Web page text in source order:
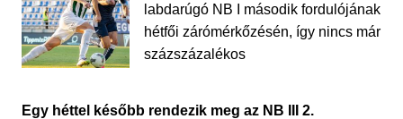
labdarúgó NB I második fordulójának
hétfői zárómérkőzésén, így nincs már
százszázalékos
Egy héttel később rendezik meg az NB III 2.